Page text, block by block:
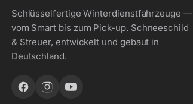
Schlüsselfertige Winterdienstfahrzeuge —
vom Smart bis zum Pick-up. Schneeschild
& Streuer, entwickelt und gebaut in
Deutschland.